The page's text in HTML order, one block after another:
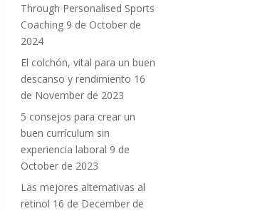
Through Personalised Sports
Coaching 9 de October de
2024
El colchón, vital para un buen
descanso y rendimiento 16
de November de 2023
5 consejos para crear un
buen currículum sin
experiencia laboral 9 de
October de 2023
Las mejores alternativas al
retinol 16 de December de